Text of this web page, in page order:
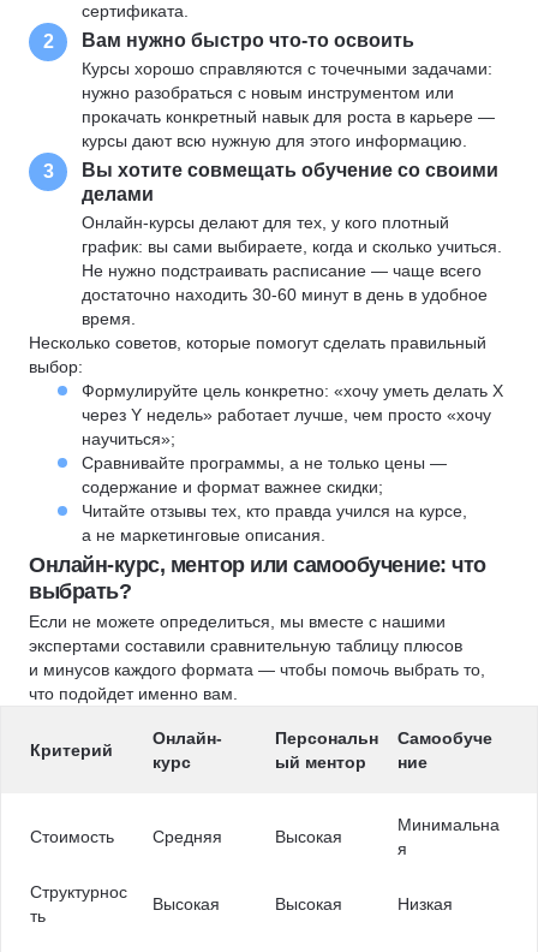
сертификата.
2 Вам нужно быстро что-то освоить
Курсы хорошо справляются с точечными задачами:
нужно разобраться с новым инструментом или
прокачать конкретный навык для роста в карьере —
курсы дают всю нужную для этого информацию.
3
Вы хотите совмещать обучение со своими
делами
Онлайн-курсы делают для тех, у кого плотный
график: вы сами выбираете, когда и сколько учиться.
Не нужно подстраивать расписание — чаще всего
достаточно находить 30-60 минут в день в удобное
время.
Несколько советов, которые помогут сделать правильный
выбор:
Формулируйте цель конкретно: «хочу уметь делать X
через Y недель» работает лучше, чем просто «хочу
научиться»;
Сравнивайте программы, а не только цены —
содержание и формат важнее скидки;
Читайте отзывы тех, кто правда учился на курсе,
а не маркетинговые описания.
Онлайн-курс, ментор или самообучение: что
выбрать?
Если не можете определиться, мы вместе с нашими
экспертами составили сравнительную таблицу плюсов
и минусов каждого формата — чтобы помочь выбрать то,
что подойдет именно вам.
Критерий
Онлайн-
курс
Персональн
ый ментор
Самообуче
ние
Стоимость Средняя Высокая
Минимальна
я
Структурнос
ть
Высокая Высокая Низкая